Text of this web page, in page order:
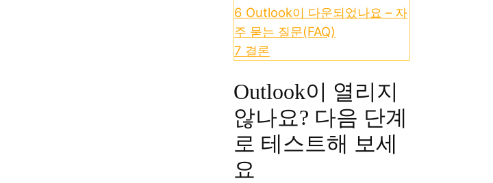
6 Outlook이 다운되었나요 – 자
주 묻는 질문(FAQ)
7 결론
Outlook이 열리지
않나요? 다음 단계
로 테스트해 보세
요